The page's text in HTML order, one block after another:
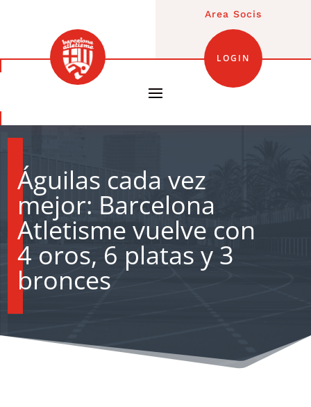
Area Socis
LOGIN
Águilas cada vez
mejor: Barcelona
Atletisme vuelve con
4 oros, 6 platas y 3
bronces